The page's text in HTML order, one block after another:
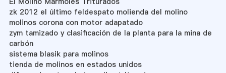
zk 2012 el último feldespato molienda del molino
molinos corona con motor adapatado
zym tamizado y clasificación de la planta para la mina de
carbón
sistema blasik para molinos
tienda de molinos en estados unidos